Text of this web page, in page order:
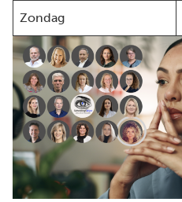
Zondag